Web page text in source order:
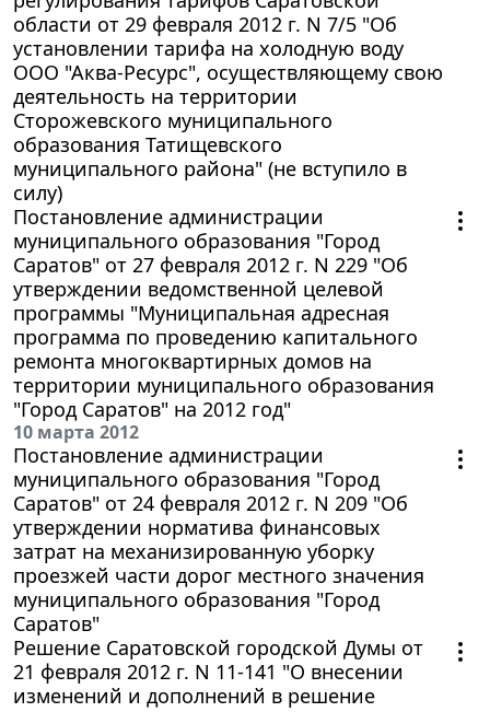
области от 29 февраля 2012 г. N 7/5 "Об
установлении тарифа на холодную воду
ООО "Аква-Ресурс", осуществляющему свою
деятельность на территории
Сторожевского муниципального
образования Татищевского
муниципального района" (не вступило в
силу)
Постановление администрации
муниципального образования "Город
Саратов" от 27 февраля 2012 г. N 229 "Об
утверждении ведомственной целевой
программы "Муниципальная адресная
программа по проведению капитального
ремонта многоквартирных домов на
территории муниципального образования
"Город Саратов" на 2012 год"
10 марта 2012
Постановление администрации
муниципального образования "Город
Саратов" от 24 февраля 2012 г. N 209 "Об
утверждении норматива финансовых
затрат на механизированную уборку
проезжей части дорог местного значения
муниципального образования "Город
Саратов"
Решение Саратовской городской Думы от
21 февраля 2012 г. N 11-141 "О внесении
изменений и дополнений в решение